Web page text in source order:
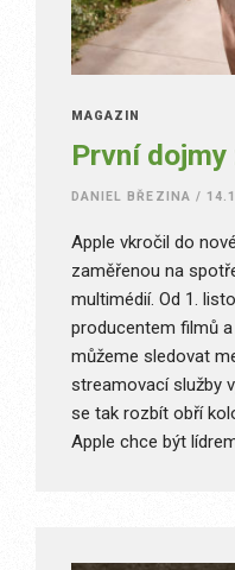
MAGAZÍN
První dojmy
DANIEL BŘEZINA /
Apple vkročil do
zaměřenou na
multimédií. Od 1.
producentem filmů
můžeme sledovat
streamovací služby
se tak rozbít obří
Apple chce být